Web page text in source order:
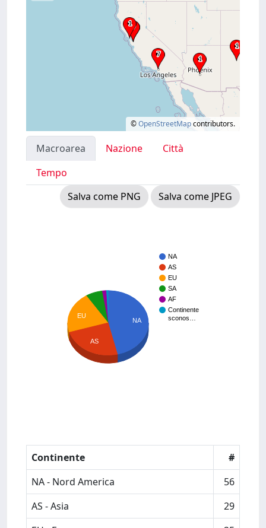
©OpenStreetMapcontributors.
Macroarea Nazione
Città
Tempo
Salva come PNG
Salva come JPEG
NA
AS
EU
SA
AF
Continente
sconos…
NA
EU
AS
Continente
#
NA - Nord America
56
AS - Asia
29